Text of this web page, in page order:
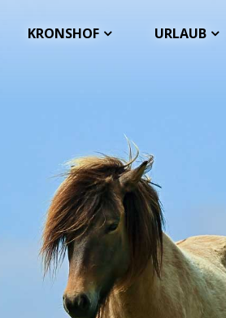
KRONSHOF URLAUB